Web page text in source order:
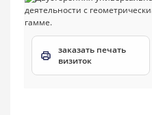
заказать печать
визиток